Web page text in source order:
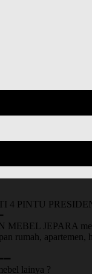
4 PINTU
MEBEL JEPARA
rumah, apartemen,
lainya ?